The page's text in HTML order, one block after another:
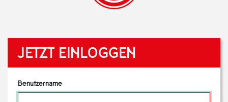
JETZT EINLOGGEN
Benutzername